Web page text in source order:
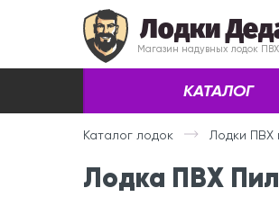
Лодки
Магазин надувных лодок
КАТАЛОГ
Каталог лодок Лодки ПВХ
Лодка ПВХ